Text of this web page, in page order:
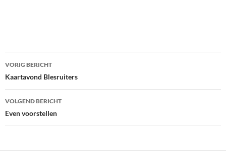
Bericht
navigatie
VORIG BERICHT
Kaartavond Blesruiters
VOLGEND BERICHT
Even voorstellen